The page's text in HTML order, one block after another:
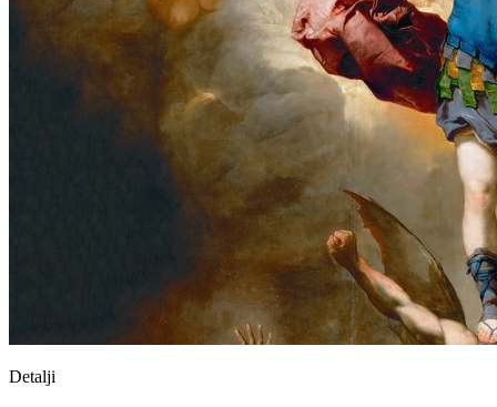
Detalji